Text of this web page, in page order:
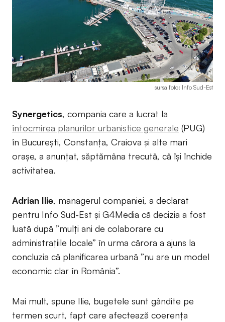
sursa foto: Info Sud-Est
Synergetics, compania care a lucrat la
întocmirea planurilor urbanistice generale (PUG)
în București, Constanța, Craiova și alte mari
orașe, a anunțat, săptămâna trecută, că își închide
activitatea.
Adrian Ilie, managerul companiei, a declarat
pentru Info Sud-Est și G4Media că decizia a fost
luată după ”mulți ani de colaborare cu
administrațiile locale” în urma cărora a ajuns la
concluzia că planificarea urbană ”nu are un model
economic clar în România”.
Mai mult, spune Ilie, bugetele sunt gândite pe
termen scurt, fapt care afectează coerența